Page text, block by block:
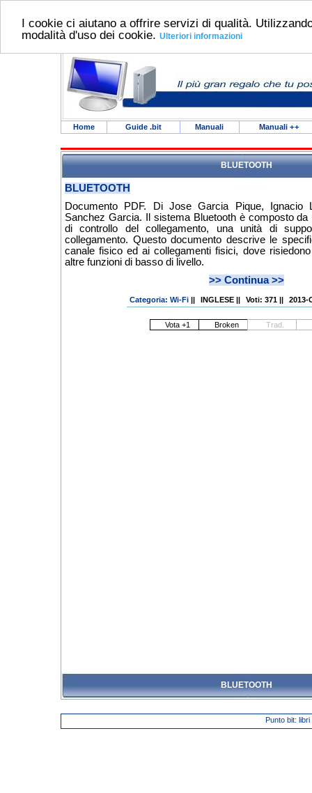
I cookie ci aiutano a offrire servizi di qualità.
modalità d'uso dei cookie. Ulteriori informazioni
Home Guide .bit Manuali Manuali ++
BLUETOOTH
BLUETOOTH
Documento PDF. Di Jose Garcia Pique, Ignacio
Sanchez Garcia. Il sistema Bluetooth è composto da
di controllo del collegamento, una unità di
collegamento. Questo documento descrive le
canale fisico ed ai collegamenti fisici, dove
altre funzioni di basso di livello.
>> Continua >>
Categoria: Wi-Fi || INGLESE|| Voti: 371 || 2013-
BLUETOOTH
Punto bit: